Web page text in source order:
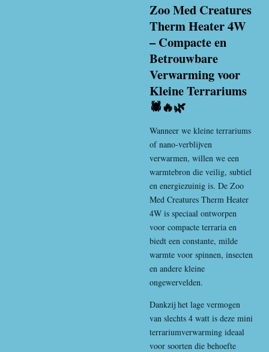
Zoo Med Creatures
Therm Heater 4W
– Compacte en
Betrouwbare
Verwarming voor
Kleine Terrariums
🕷️🔥🌿
Wanneer we kleine terrariums
of nano-verblijven
verwarmen, willen we een
warmtebron die veilig, subtiel
en energiezuinig is. De Zoo
Med Creatures Therm Heater
4W is speciaal ontworpen
voor compacte terraria en
biedt een constante, milde
warmte voor spinnen, insecten
en andere kleine
ongewervelden.
Dankzij het lage vermogen
van slechts 4 watt is deze mini
terrariumverwarming ideaal
voor soorten die behoefte